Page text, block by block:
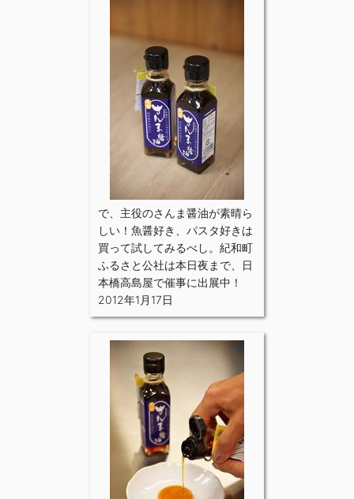
で、主役のさんま醤油が素晴ら
しい！魚醤好き、パスタ好きは
買って試してみるべし。紀和町
ふるさと公社は本日夜まで、日
本橋高島屋で催事に出展中！
2012年1月17日